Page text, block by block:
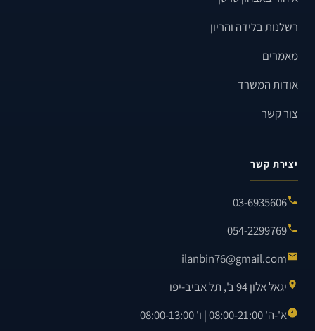
רשלנות בלידה והריון
מאמרים
אודות המשרד
צור קשר
יצירת קשר
03-6935606
054-2299769
ilanbin76@gmail.com
יגאל אלון 94 ב', תל אביב-יפו
א'-ה' 08:00-21:00 | ו' 08:00-13:00